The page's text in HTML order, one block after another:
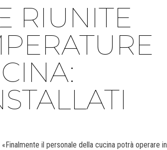
RIUNITE
il personale della cucina potrà operare in